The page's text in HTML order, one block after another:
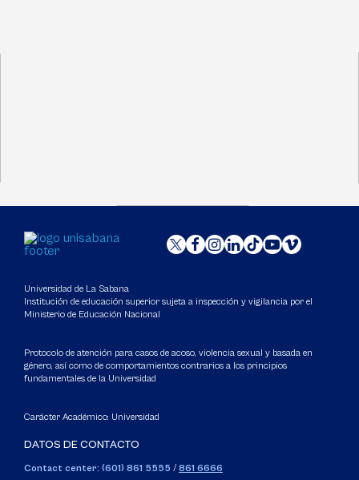
Universidad de La Sabana
Institución de educación superior sujeta a inspección y vigilancia por el
Ministerio de Educación Nacional
Protocolo de atención para casos de acoso, violencia sexual y basada en
género, así como de comportamientos contrarios a los principios
fundamentales de la Universidad
Carácter Académico: Universidad
DATOS DE CONTACTO
Contact center: (601) 861 5555 / 861 6666